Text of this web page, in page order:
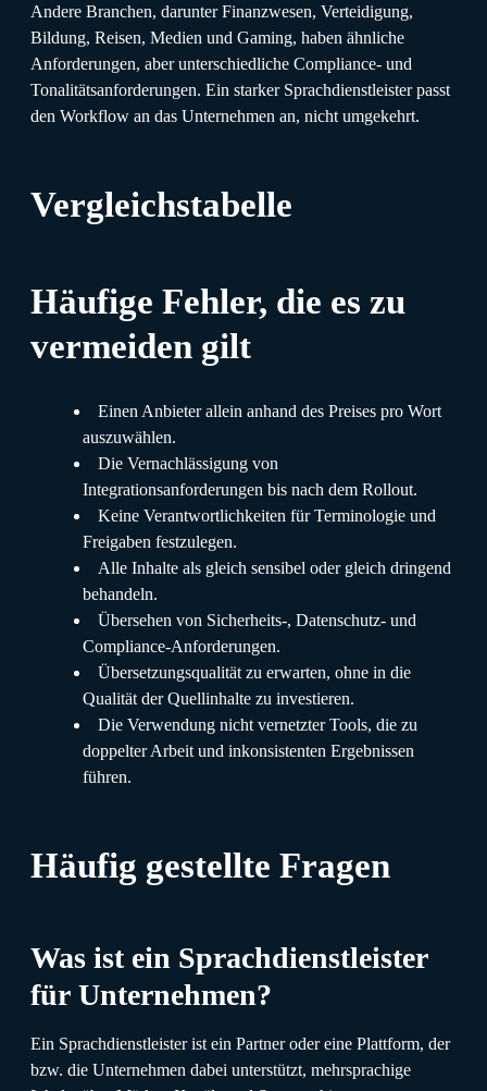
Andere Branchen, darunter Finanzwesen, Verteidigung,
Bildung, Reisen, Medien und Gaming, haben ähnliche
Anforderungen, aber unterschiedliche Compliance- und
Tonalitätsanforderungen. Ein starker Sprachdienstleister passt
den Workflow an das Unternehmen an, nicht umgekehrt.
Vergleichstabelle
Häufige Fehler, die es zu
vermeiden gilt
Einen Anbieter allein anhand des Preises pro Wort
auszuwählen.
Die Vernachlässigung von
Integrationsanforderungen bis nach dem Rollout.
Keine Verantwortlichkeiten für Terminologie und
Freigaben festzulegen.
Alle Inhalte als gleich sensibel oder gleich dringend
behandeln.
Übersehen von Sicherheits-, Datenschutz- und
Compliance-Anforderungen.
Übersetzungsqualität zu erwarten, ohne in die
Qualität der Quellinhalte zu investieren.
Die Verwendung nicht vernetzter Tools, die zu
doppelter Arbeit und inkonsistenten Ergebnissen
führen.
Häufig gestellte Fragen
Was ist ein Sprachdienstleister
für Unternehmen?
Ein Sprachdienstleister ist ein Partner oder eine Plattform, der
bzw. die Unternehmen dabei unterstützt, mehrsprachige